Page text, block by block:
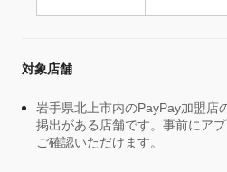
対象店舗
岩手県北上市内のPayPay加盟店
掲出がある店舗です。事前にア
ご確認いただけます。